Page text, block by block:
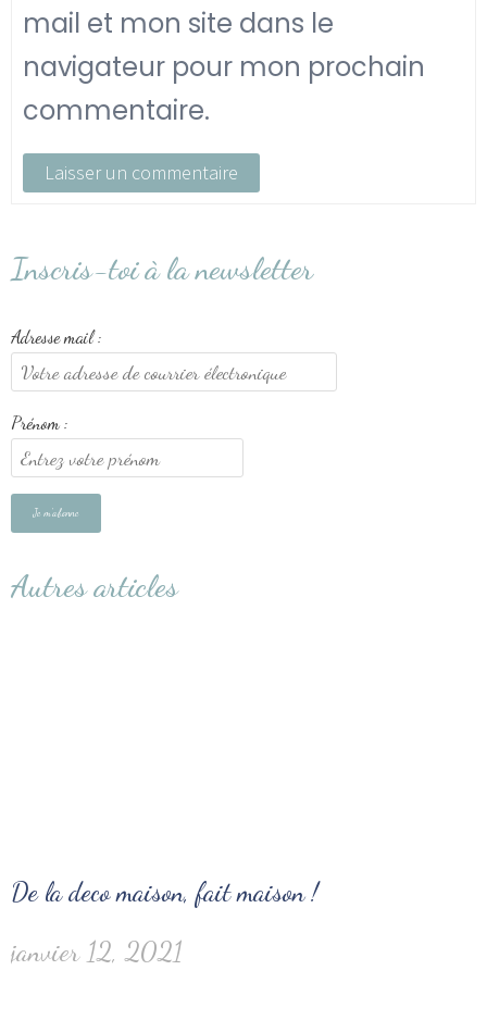
mail et mon site dans le
navigateur pour mon prochain
commentaire.
Inscris-toi à la newsletter
Adresse mail :
Prénom :
Autres articles
De la deco maison, fait maison !
janvier 12, 2021